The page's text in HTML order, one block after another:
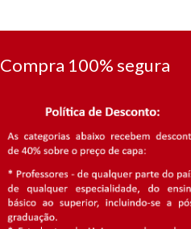
Compra 100% segura